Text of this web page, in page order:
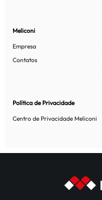
Meliconi
Empresa
Contatos
Política de Privacidade
Centro de Privacidade Meliconi